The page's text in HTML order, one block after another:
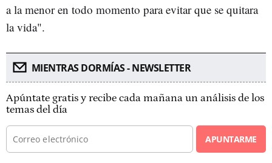
a la menor en todo momento para evitar que se quitara
la vida".
MIENTRAS DORMÍAS - NEWSLETTER
Apúntate gratis y recibe cada mañana un análisis de los
temas del día
APUNTARME